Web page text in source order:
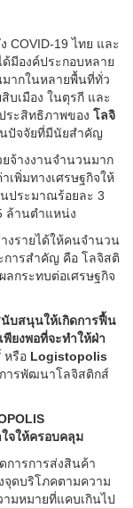
COVID-19 ไทย และ
มีองค์ประกอบหลาย
มากในหลายพื้นที่ทั่ว
บเมือง ในตุรกี และ
ระสิทธิภาพของ โลจิ
นปัจจัยที่มีนัยสำคัญ
จ้างงานจำนวนมาก
เพิ่มทางเศรษฐกิจให้
ประมาณร้อยละ 3
ล้านตำแหน่ง
งรายได้ให้คนจำนวน
การสำคัญ คือ โลจิสติ
ลกระทบต่อเศรษฐกิจ
บสนุนให้เกิดการฟื้น
พียงพอที่จะทำให้ฝ่า
หรือ Logistopolis
การพัฒนาโลจิสติกส์
จให้ครอบคลุม
การการส่งสินค้า
จุดบริโภคตามความ
มหมายที่แคบเกินไป